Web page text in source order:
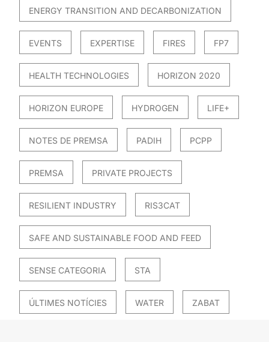
ENERGY TRANSITION AND DECARBONIZATION
EVENTS EXPERTISE FIRES FP7
HEALTH TECHNOLOGIES HORIZON 2020
HORIZON EUROPE HYDROGEN LIFE+
NOTES DE PREMSA PADIH PCPP
PREMSA PRIVATE PROJECTS
RESILIENT INDUSTRY RIS3CAT
SAFE AND SUSTAINABLE FOOD AND FEED
SENSE CATEGORIA STA
ÚLTIMES NOTÍCIES WATER ZABAT